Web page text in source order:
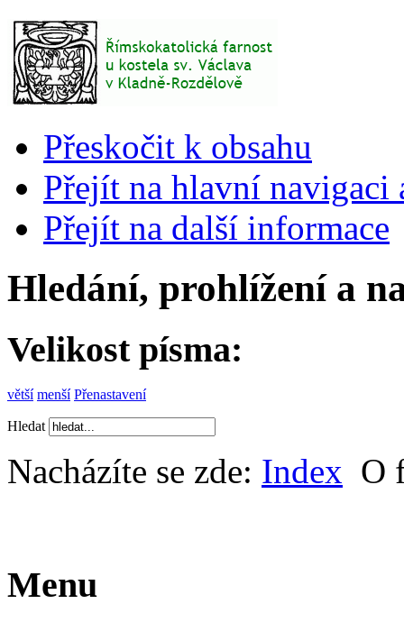
Přeskočit k obsahu
Přejít na hlavní navigaci
Přejít na další informace
Hledání, prohlížení a
Velikost písma:
větší menší Přenastavení
Hledat
Nacházíte se zde: Index O
Menu